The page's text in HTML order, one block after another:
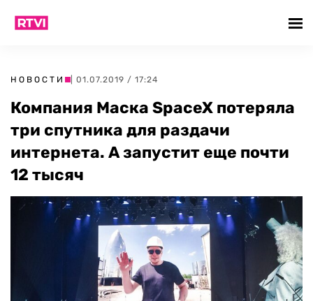
НОВОСТИ | 01.07.2019 / 17:24
Компания Маска SpaceX потеряла
три спутника для раздачи
интернета. А запустит еще почти
12 тысяч